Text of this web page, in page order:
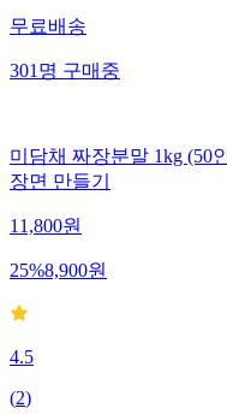
무료배송
301명구매중
미담채 짜장분말 1kg (50
장면 만들기
11,800원
25%8,900원
4.5
(2)